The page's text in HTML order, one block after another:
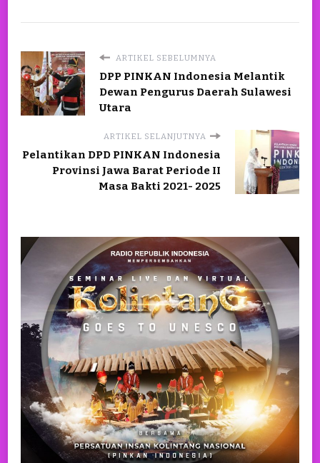
ARTIKEL SEBELUMNYA
DPP PINKAN Indonesia Melantik
Dewan Pengurus Daerah Sulawesi
Utara
ARTIKEL SELANJUTNYA
Pelantikan DPD PINKAN Indonesia
Provinsi Jawa Barat Periode II
Masa Bakti 2021- 2025